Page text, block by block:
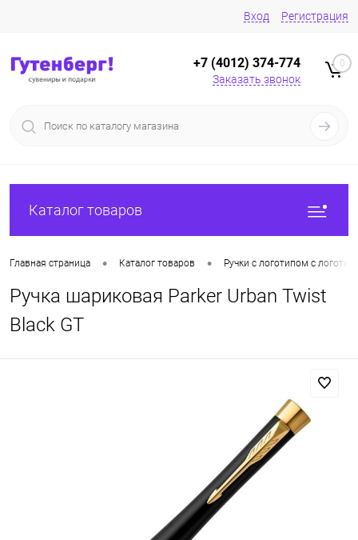
Вход Регистрация
+7 (4012) 374-774
Заказать звонок
0
Каталог товаров
Главная страница • Каталог товаров • Ручки с логотипом с
Ручка шариковая Parker Urban Twist
Black GT